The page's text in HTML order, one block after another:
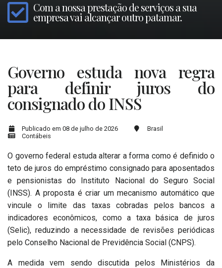
Com a nossa prestação de serviços a sua
empresa vai alcançar outro patamar.
Governo estuda nova regra
para definir juros do
consignado do INSS
Publicado em 08 de julho de 2026
Brasil
Contábeis
O governo federal estuda alterar a forma como é definido o
teto de juros do empréstimo consignado para aposentados
e pensionistas do Instituto Nacional do Seguro Social
(INSS). A proposta é criar um mecanismo automático que
vincule o limite das taxas cobradas pelos bancos a
indicadores econômicos, como a taxa básica de juros
(Selic), reduzindo a necessidade de revisões periódicas
pelo Conselho Nacional de Previdência Social (CNPS).
A medida vem sendo discutida pelos Ministérios da